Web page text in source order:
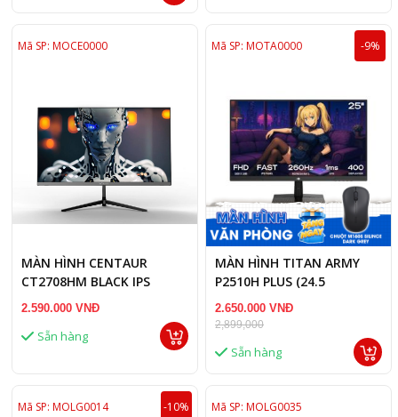
Mã SP: MOCE0000
MÀN HÌNH CENTAUR
CT2708HM BLACK IPS
100HZ
2.590.000 VNĐ
Sẵn hàng
Mã SP: MOTA0000 -9%
MÀN HÌNH TITAN ARMY
P2510H PLUS (24.5
INCH/FHD/260HZ/FAST
IPS/1MS/PHẲNG)
2.650.000 VNĐ
2,899,000
Sẵn hàng
Mã SP: MOLG0014 -10% Mã SP: MOLG0035